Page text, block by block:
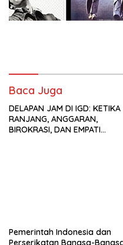
Baca Juga
DELAPAN JAM DI IGD: KETIKA
RANJANG, ANGGARAN,
BIROKRASI, DAN EMPATI
Pemerintah Indonesia dan
Perserikatan Bangsa-